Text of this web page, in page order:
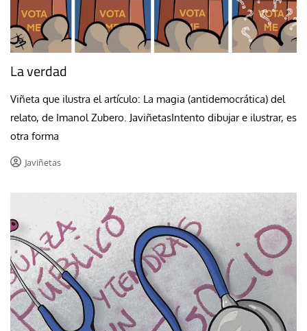
La verdad
Viñeta que ilustra el artículo: La magia (antidemocrática) del
relato, de Imanol Zubero. JaviñetasIntento dibujar e ilustrar, es
otra forma
Javiñetas